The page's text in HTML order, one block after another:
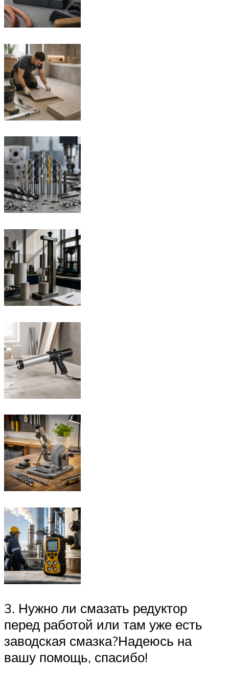
3. Нужно ли смазать редуктор
перед работой или там уже есть
заводская смазка?Надеюсь на
вашу помощь, спасибо!